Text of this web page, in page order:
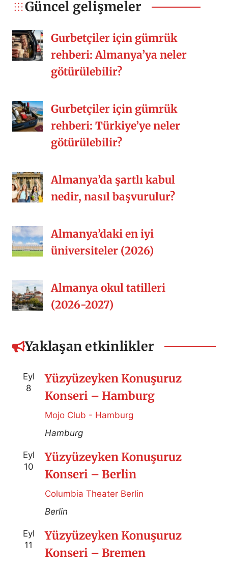
kalabalık sofralar, misafirperverlik,
[…]
Güncel gelişmeler
Gurbetçiler için gümrük
rehberi: Almanya’ya neler
götürülebilir?
Gurbetçiler için gümrük
rehberi: Türkiye’ye neler
götürülebilir?
Almanya’da şartlı kabul
nedir, nasıl başvurulur?
Almanya’daki en iyi
üniversiteler (2026)
Almanya okul tatilleri
(2026-2027)
Yaklaşan etkinlikler
Eyl
8
Yüzyüzeyken Konuşuruz
Konseri – Hamburg
Mojo Club - Hamburg
Hamburg
Eyl
10
Yüzyüzeyken Konuşuruz
Konseri – Berlin
Columbia Theater Berlin
Berlin
Eyl
11
Yüzyüzeyken Konuşuruz
Konseri – Bremen